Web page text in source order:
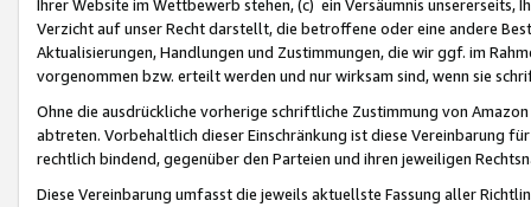
Ihrer Website im Wettbewerb stehen, (c) ein Versäumnis unsererseits,
Verzicht auf unser Recht darstellt, die betroffene oder eine andere
Aktualisierungen, Handlungen und Zustimmungen, die wir ggf. im
vorgenommen bzw. erteilt werden und nur wirksam sind, wenn sie
Ohne die ausdrückliche vorherige schriftliche Zustimmung von
abtreten. Vorbehaltlich dieser Einschränkung ist diese Vereinbarung
rechtlich bindend, gegenüber den Parteien und ihren jeweiligen
Diese Vereinbarung umfasst die jeweils aktuellste Fassung aller